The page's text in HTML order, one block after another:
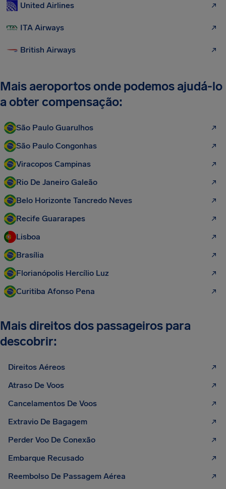
United Airlines
ITA Airways
British Airways
Mais aeroportos onde podemos ajudá-lo
a obter compensação:
São Paulo Guarulhos
São Paulo Congonhas
Viracopos Campinas
Rio De Janeiro Galeão
Belo Horizonte Tancredo Neves
Recife Guararapes
Lisboa
Brasília
Florianópolis Hercílio Luz
Curitiba Afonso Pena
Mais direitos dos passageiros para
descobrir:
Direitos Aéreos
Atraso De Voos
Cancelamentos De Voos
Extravio De Bagagem
Perder Voo De Conexão
Embarque Recusado
Reembolso De Passagem Aérea